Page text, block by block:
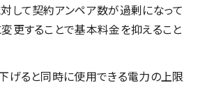
して契約アンペア数が過剰になって
更することで基本料金を抑えること
げると同時に使用できる電力の上限